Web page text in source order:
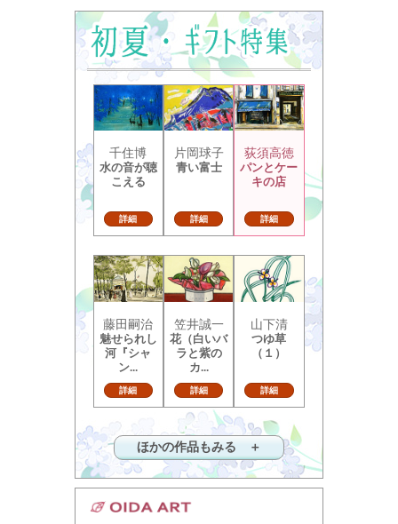
千住博
水の音が聴
こえる
詳細
片岡球子
青い富士
詳細
荻須高徳
パンとケー
キの店
詳細
藤田嗣治
魅せられし
河『シャ
ン...
詳細
笠井誠一
花（白いバ
ラと紫の
カ...
詳細
山下清
つゆ草
（１）
詳細
ほかの作品もみる ＋